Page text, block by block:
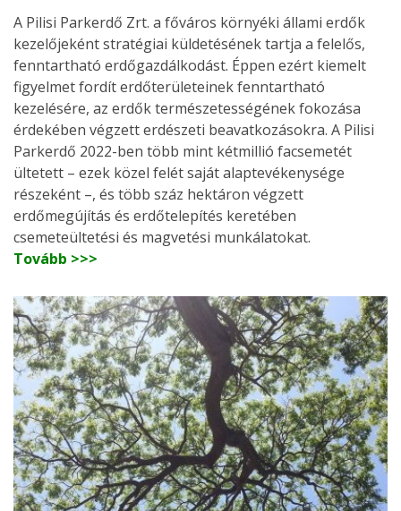
A Pilisi Parkerdő Zrt. a főváros környéki állami erdők
kezelőjeként stratégiai küldetésének tartja a felelős,
fenntartható erdőgazdálkodást. Éppen ezért kiemelt
figyelmet fordít erdőterületeinek fenntartható
kezelésére, az erdők természetességének fokozása
érdekében végzett erdészeti beavatkozásokra. A Pilisi
Parkerdő 2022-ben több mint kétmillió facsemetét
ültetett – ezek közel felét saját alaptevékenysége
részeként –, és több száz hektáron végzett
erdőmegújítás és erdőtelepítés keretében
csemeteültetési és magvetési munkálatokat.
Tovább >>>